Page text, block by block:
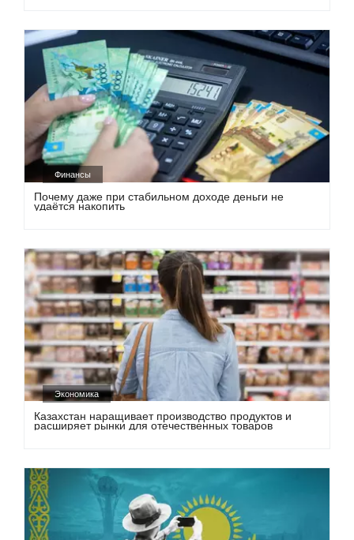
Финансы
Почему даже при стабильном доходе деньги не
удаётся накопить
Экономика
Казахстан наращивает производство продуктов и
расширяет рынки для отечественных товаров